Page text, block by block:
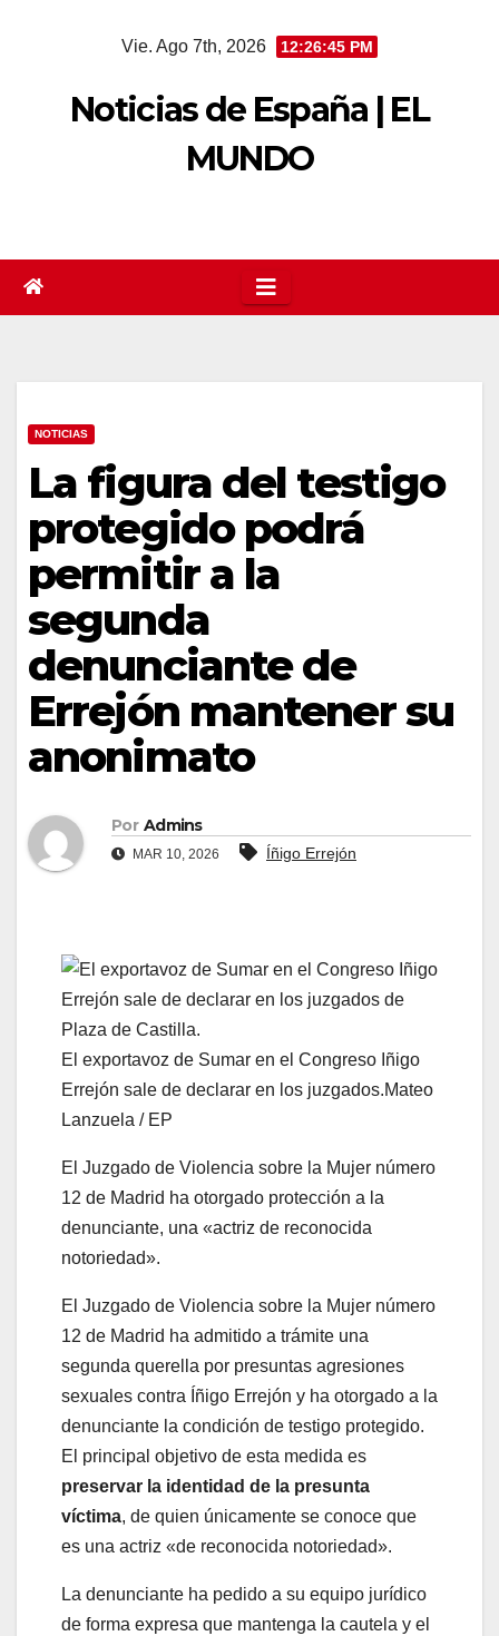
Vie. Ago 7th, 2026 12:26:45 PM
Noticias de España | EL
MUNDO
NOTICIAS
La figura del testigo
protegido podrá
permitir a la
segunda
denunciante de
Errejón mantener su
anonimato
Por Admins
MAR 10, 2026 Íñigo Errejón
El exportavoz de Sumar en el Congreso Iñigo
Errejón sale de declarar en los juzgados.Mateo
Lanzuela / EP
El Juzgado de Violencia sobre la Mujer número
12 de Madrid ha otorgado protección a la
denunciante, una «actriz de reconocida
notoriedad».
El Juzgado de Violencia sobre la Mujer número
12 de Madrid ha admitido a trámite una
segunda querella por presuntas agresiones
sexuales contra Íñigo Errejón y ha otorgado a la
denunciante la condición de testigo protegido.
El principal objetivo de esta medida es
preservar la identidad de la presunta
víctima, de quien únicamente se conoce que
es una actriz «de reconocida notoriedad».
La denunciante ha pedido a su equipo jurídico
de forma expresa que mantenga la cautela y el